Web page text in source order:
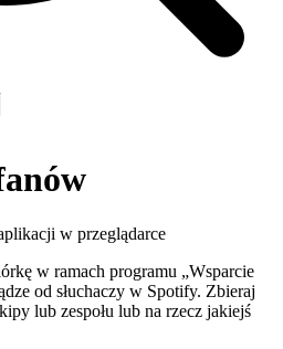
w przeglądarce
w ramach programu „Wsparcie
od słuchaczy w Spotify. Zbieraj
lub zespołu lub na rzecz jakiejś